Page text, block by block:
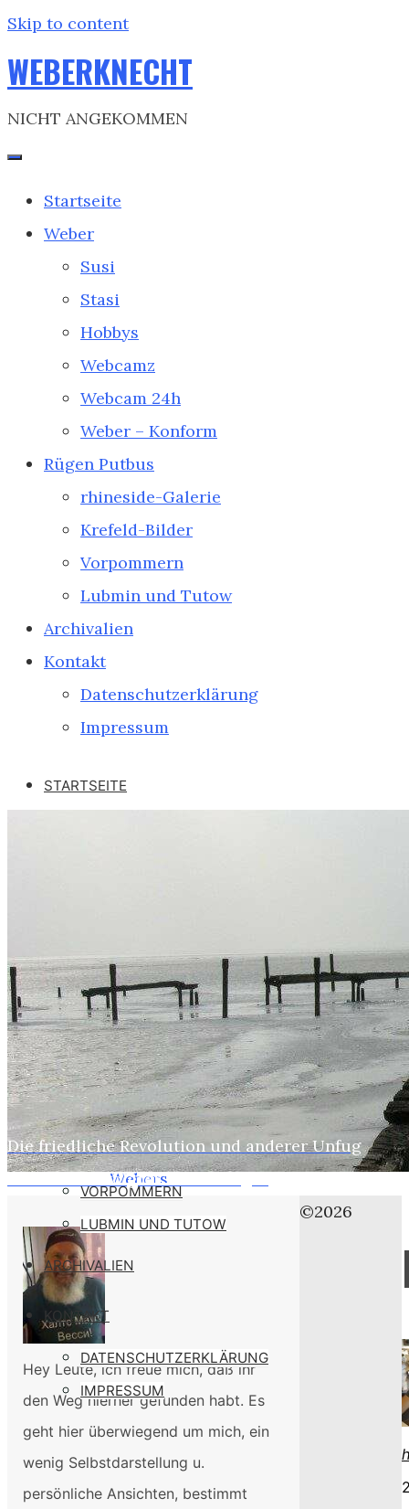
Skip to content
WEBERKNECHT
NICHT ANGEKOMMEN
Startseite
Weber
Susi
Stasi
Hobbys
Webcamz
Webcam 24h
Weber – Konform
Rügen Putbus
rhineside-Galerie
Krefeld-Bilder
Vorpommern
Lubmin und Tutow
Archivalien
Kontakt
Datenschutzerklärung
Impressum
STARTSEITE
WEBCAMZ
WEBCAM 24H
WEBER – KONFORM
RÜGEN PUTBUS
RHINESIDE-GALERIE
KREFELD-BILDER
VORPOMMERN
LUBMIN UND TUTOW
ARCHIVALIEN
KONTAKT
DATENSCHUTZERKLÄRUNG
IMPRESSUM
Home
Webers
Die friedliche Revolution und anderer Unfug
Politisch verfolgter Rohrverleger
Hey Leute, ich freue mich, daß ihr
den Weg hierher gefunden habt. Es
geht hier überwiegend um mich, ein
wenig Selbstdarstellung u.
persönliche Ansichten, bestimmt
©2026